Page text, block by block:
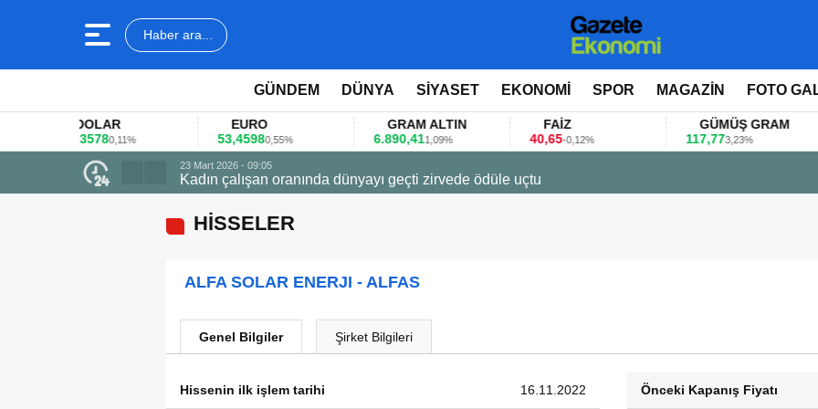
Haber ara...
GÜNDEM DÜNYA SİYASET EKONOMİ SPOR MAGAZİN FOTO
DOLAR
0,11%
EURO
53,45980,55%
GRAM ALTIN
6.890,411,09%
40,65-0,12%
GÜMÜŞ GRAM
117,773,23%
23 Mart 2026 - 09:05
Kadın çalışan oranında dünyayı geçti zirvede ödüle uçtu
HİSSELER
ALFA SOLAR ENERJI - ALFAS
Genel Bilgiler Şirket Bilgileri
Hissenin ilk işlem tarihi 16.11.2022 Önceki Kapanış Fiyatı